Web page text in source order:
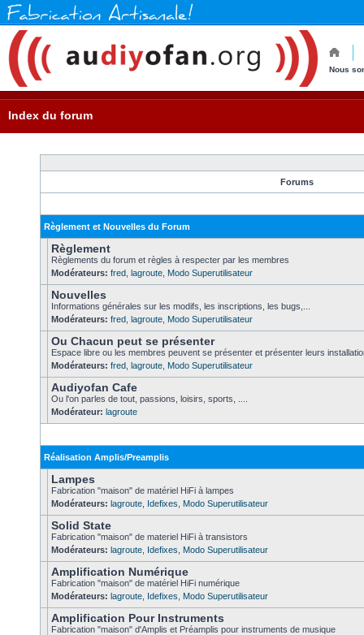
Nous
Index du forum
Forums
Règlement et Nouvelles du Forum
Règlement
Règlements du forum et règles à respecter par les membres
Modérateurs: fred lagroute Modo Superutilisateur
Nouvelles
Informations générales sur les modifs, les inscriptions, les bugs,...
Modérateurs: fred lagroute Modo Superutilisateur
Ou Chacun peut se présenter
Espace libre ou les membres peuvent se présenter et présenter leurs
Modérateurs: fred lagroute Modo Superutilisateur
Audiyofan Cafe
Ou l'on parles de tout, passions, loisirs, sports, ....
Modérateur: lagroute
Réalisation Amplis/Preamplis
Lampes
Fabrication "maison" de matériel HiFi à lampes
Modérateurs: lagroute Idefixes Modo Superutilisateur
Solid State
Fabrication "maison" de materiel HiFi à transistors
Modérateurs: lagroute Idefixes Modo Superutilisateur
Amplification Numérique
Fabrication "maison" de matériel HiFi numérique
Modérateurs: lagroute Idefixes Modo Superutilisateur
Amplification Pour Instruments
Fabrication "maison" d'Amplis et Préamplis pour instruments de musique